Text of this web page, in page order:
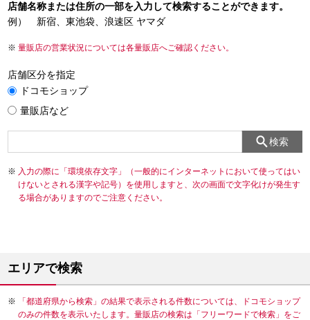
店舗名称または住所の一部を入力して検索することができます。
例） 新宿、東池袋、浪速区 ヤマダ
量販店の営業状況については各量販店へご確認ください。
店舗区分を指定
ドコモショップ
量販店など
検索
入力の際に「環境依存文字」（一般的にインターネットにおいて使ってはい
けないとされる漢字や記号）を使用しますと、次の画面で文字化けが発生す
る場合がありますのでご注意ください。
エリアで検索
「都道府県から検索」の結果で表示される件数については、ドコモショップ
のみの件数を表示いたします。量販店の検索は「フリーワードで検索」をご